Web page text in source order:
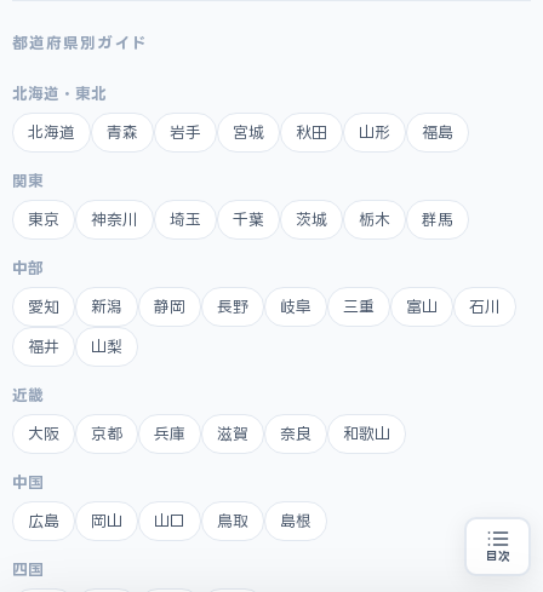
目次
都道府県別ガイド
北海道・東北
北海道 青森 岩手 宮城 秋田 山形 福島
関東
東京 神奈川 埼玉 千葉 茨城 栃木 群馬
中部
愛知 新潟 静岡 長野 岐阜 三重 富山 石川
福井 山梨
近畿
大阪 京都 兵庫 滋賀 奈良 和歌山
中国
広島 岡山 山口 鳥取 島根
四国